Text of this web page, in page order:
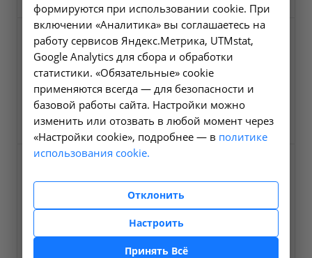
Удаление полипа анального
канала и прямой кишки
3600 ₽ Заказать услугу
геморроидальных узлов
А16.19.044
7600 ₽ Заказать услугу
формируются при использовании cookie. При
включении «Аналитика» вы соглашаетесь на
работу сервисов Яндекс.Метрика, UTMstat,
Google Analytics для сбора и обработки
статистики. «Обязательные» cookie
применяются всегда — для безопасности и
базовой работы сайта. Настройки можно
изменить или отозвать в любой момент через
«Настройки cookie», подробнее — в политике
использования cookie.
Отклонить
Настроить
Принять Всё